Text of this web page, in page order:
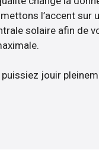
l’accent sur
solaire afin de
jouir